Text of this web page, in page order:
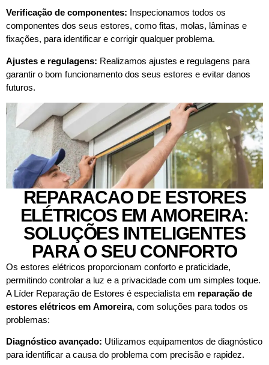
Verificação de componentes: Inspecionamos todos os
componentes dos seus estores, como fitas, molas, lâminas e
fixações, para identificar e corrigir qualquer problema.
Ajustes e regulagens: Realizamos ajustes e regulagens para
garantir o bom funcionamento dos seus estores e evitar danos
futuros.
REPARACAO DE ESTORES
ELÉTRICOS EM AMOREIRA:
SOLUÇÕES INTELIGENTES
PARA O SEU CONFORTO
Os estores elétricos proporcionam conforto e praticidade,
permitindo controlar a luz e a privacidade com um simples toque.
A Líder Reparação de Estores é especialista em reparação de
estores elétricos em Amoreira, com soluções para todos os
problemas:
Diagnóstico avançado: Utilizamos equipamentos de diagnóstico
para identificar a causa do problema com precisão e rapidez.